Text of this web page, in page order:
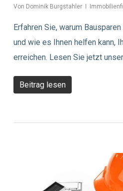
Von Dominik Burgstahler
Erfahren Sie, warum
und wie es Ihnen helfen kann,
erreichen. Lesen Sie jetzt
Beitrag lesen